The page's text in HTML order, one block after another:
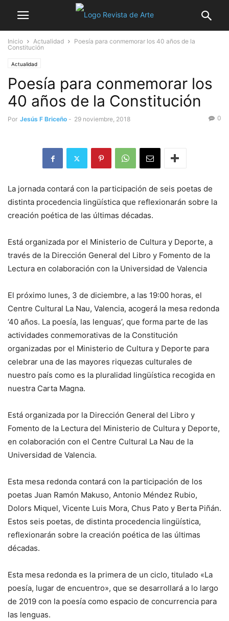
Inicio Actualidad
Poesía para conmemorar los 40 años de la
Constitución
Actualidad
Poesía para conmemorar los
40 años de la Constitución
Por Jesús F Briceño - 29 noviembre, 2018 0
La jornada contará con la participación de seis poetas de
distinta procedencia lingüística que reflexionarán sobre la
creación poética de las últimas décadas.
Está organizada por el Ministerio de Cultura y Deporte, a
través de la Dirección General del Libro y Fomento de la
Lectura en colaboración con la Universidad de Valencia
El próximo lunes, 3 de diciembre, a las 19:00 horas, el
Centre Cultural La Nau, Valencia, acogerá la mesa redonda
‘40 años. La poesía, las lenguas’, que forma parte de las
actividades conmemorativas de la Constitución
organizadas por el Ministerio de Cultura y Deporte para
celebrar una de las mayores riquezas culturales de
nuestro país como es la pluralidad lingüística recogida en
nuestra Carta Magna.
Está organizada por la Dirección General del Libro y
Fomento de la Lectura del Ministerio de Cultura y Deporte,
en colaboración con el Centre Cultural La Nau de la
Universidad de Valencia.
Esta mesa redonda contará con la participación de los
poetas Juan Ramón Makuso, Antonio Méndez Rubio,
Dolors Miquel, Vicente Luis Mora, Chus Pato y Berta Piñán.
Estos seis poetas, de distinta procedencia lingüística,
reflexionarán sobre la creación poética de las últimas
décadas.
Esta mesa redonda es la primera de un ciclo, titulado «La
poesía, lugar de encuentro», que se desarrollará a lo largo
de 2019 con la poesía como espacio de concurrencia para
las lenguas.